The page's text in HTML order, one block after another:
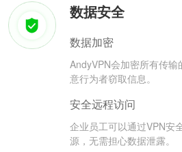
数据安全
数据加密
AndyVPN会加密所有传
意行为者窃取信息。
安全远程访问
企业员工可以通过VPN安
源，无需担心数据泄露。